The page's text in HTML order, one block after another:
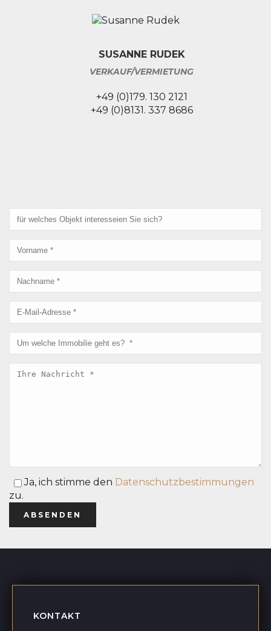
SUSANNE RUDEK
VERKAUF/VERMIETUNG
+49 (0)179. 130 2121
+49 (0)8131. 337 8686
Ja, ich stimme den Datenschutzbestimmungen
zu.
KONTAKT